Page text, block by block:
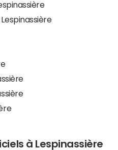
à Lespinassière